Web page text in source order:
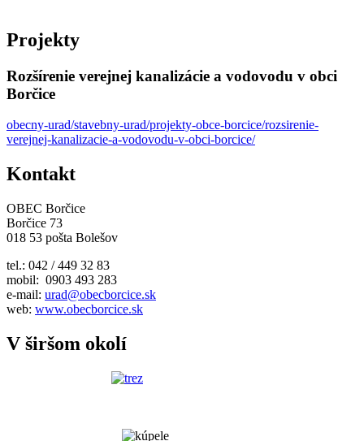
Projekty
Rozšírenie verejnej kanalizácie a vodovodu v obci
Borčice
obecny-urad/stavebny-urad/projekty-obce-borcice/rozsirenie-
verejnej-kanalizacie-a-vodovodu-v-obci-borcice/
Kontakt
OBEC Borčice
Borčice 73
018 53 pošta Bolešov
tel.: 042 / 449 32 83
mobil: 0903 493 283
e-mail: urad@obecborcice.sk
web: www.obecborcice.sk
V širšom okolí